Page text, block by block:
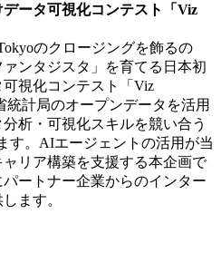
ータ可視化コンテスト「Viz
のクロージングを飾るの
ンタジスタ」を育てる日本初
視化コンテスト「Viz
統計局のオープンデータを活用
析・可視化スキルを競い合う
す。AIエージェントの活用が当
リア構築を支援する本企画で
ートナー企業からのインター
ます。